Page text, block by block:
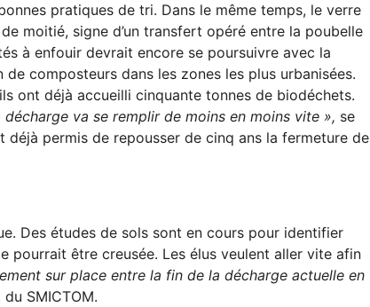
pratiques de tri. Dans le même temps, le verre
moitié, signe d’un transfert opéré entre la poubelle
à enfouir devrait encore se poursuivre avec la
composteurs dans les zones les plus urbanisées.
ont déjà accueilli cinquante tonnes de biodéchets.
va se remplir de moins en moins vite », se
permis de repousser de cinq ans la fermeture de
Des études de sols sont en cours pour identifier
pourrait être creusée. Les élus veulent aller vite afin
sur place entre la fin de la décharge actuelle en
SMICTOM.